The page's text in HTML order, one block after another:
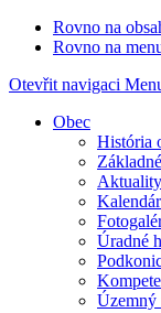
Rovno na
Rovno na
Otevřit navigaci
Obec
História
Úradné
Územný